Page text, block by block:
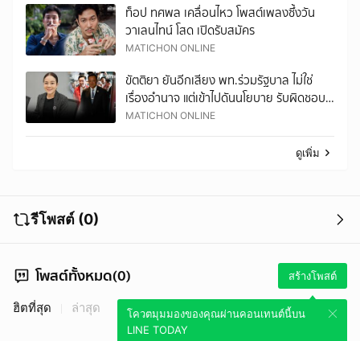
ท็อป ทศพล เคลื่อนไหว โพสต์เพลงซึ้งวัน
วาเลนไทน์ โสด เปิดรับสมัคร
MATICHON ONLINE
ขัตติยา ยันอีกเสียง พท.ร่วมรัฐบาล ไม่ใช่
เรื่องอำนาจ แต่เข้าไปดันนโยบาย รับผิดชอบ
ต่อฐานเสียง
MATICHON ONLINE
ดูเพิ่ม
รีโพสต์ (0)
โพสต์ทั้งหมด(0) สร้างโพสต์
โควตมุมมองของคุณผ่านคอนเทนต์นี้บน
LINE TODAY
ฮิตที่สุด ล่าสุด